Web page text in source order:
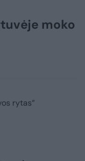
moko
rytas“